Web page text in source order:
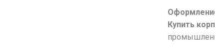
Купить